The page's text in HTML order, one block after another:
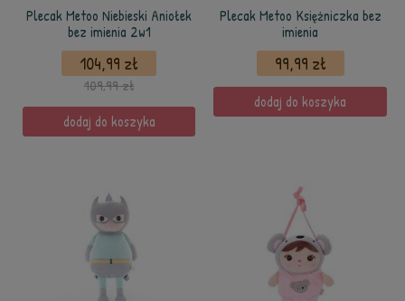
Plecak Metoo Niebieski Aniołek
bez imienia 2w1
104,99 zł
109,99 zł
dodaj do koszyka
Plecak Metoo Księżniczka bez
imienia
99,99 zł
dodaj do koszyka